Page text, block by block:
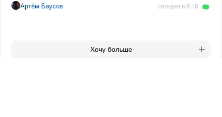
Артём Баусов сегодня в 8:18
Хочу больше